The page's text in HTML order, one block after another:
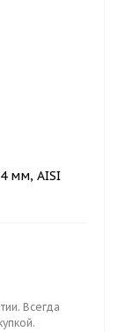
мм, AISI
Всегда